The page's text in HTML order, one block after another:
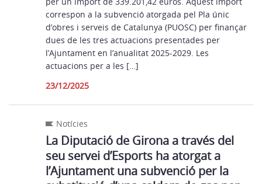
correspon a la subvenció atorgada pel Pla únic
d’obres i serveis de Catalunya (PUOSC) per finançar
dues de les tres actuacions presentades per
l’Ajuntament en l’anualitat 2025-2029. Les
actuacions per a les […]
23/12/2025
Notícies
La Diputació de Girona a través del
seu servei d’Esports ha atorgat a
l’Ajuntament una subvenció per la